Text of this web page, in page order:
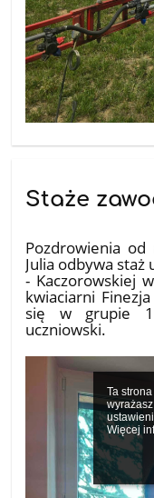
Ta
Więcej
Staże
Pozdrowienia od
Julia odbywa
- Kaczorowskiej
kwiaciarni
się w grupie
uczniowski.